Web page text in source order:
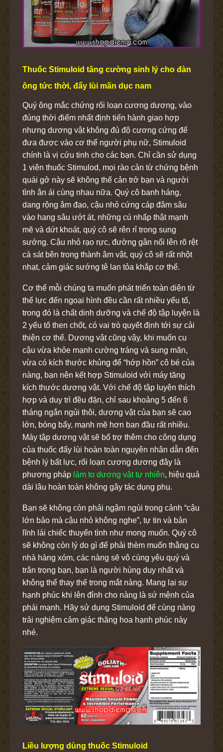
Thuốc Stimuloid tăng cường sinh lý cho đàn
ông tức thời, đẩy lùi mãn dục nam
Quý ông mắc chứng rối loạn cương dương, vào
đúng thời điểm nhất định tiến hành giao hợp
nhưng dương vật không đủ độ cương cứng để
đưa được vào cơ thể người phụ nữ, Stimuloid
chính là vị cứu tinh cho các bạn. Chỉ cần sử dụng
1 viên thuốc Stimulod, mọi rào cản từ chứng bệnh
quái gở này sẽ không thể cản trở bạn và người
tình ân ái cùng nhau nữa. Quý cô banh háng,
dang rộng âm đạo, cậu nhỏ cứng cáp đâm sâu
vào hang sâu ướt át, những cú nhấp thật mạnh
mẽ và dứt khoát, quý cô sẽ rên rỉ trong sung
sướng. Cậu nhỏ rạo rực, đường gân nổi lên rõ rệt
cà sát bên trong thành âm vật, quý cô sẽ rất nhột
nhạt, cảm giác sướng tê lan tỏa khắp cơ thể.
Cơ thể mỗi chúng ta muốn phát triển toàn diện từ
thể lực đến ngoại hình đều cần rất nhiều yếu tố,
trong đó là chất dinh dưỡng và chế độ tập luyện là
2 yếu tố then chốt, có vai trò quyết định tới sự cải
thiện cơ thể. Dương vật cũng vậy, khi muốn cu
cậu vừa khỏe mạnh cường tráng và sung mãn,
vừa có kích thước khủng để “hớp hồn” cô bé của
nàng, bạn nên kết hợp Stimuloid với máy tăng
kích thước dương vật. Với chế độ tập luyện thích
hợp và duy trì đều đặn, chỉ sau khoảng 5 đến 6
tháng ngắn ngủi thôi, dương vật của bạn sẽ cao
lớn, bóng bẩy, mạnh mẽ hơn ban đầu rất nhiều.
Máy tập dương vật sẽ bổ trợ thêm cho công dụng
của thuốc đẩy lùi hoàn toàn nguyên nhân dẫn đến
bệnh lý bất lực, rối loạn cương dương đây là
phương pháp làm to dương vật tự nhiên, hiệu quả
dài lâu hoàn toàn không gây tác dụng phụ.
Bạn sẽ không còn phải ngậm ngùi trong cảnh “cậu
lớn bảo mà cậu nhỏ không nghe”, tự tin và bản
lĩnh lái chiếc thuyển tình như mong muốn. Quý cô
sẽ không còn lý do gì để phải thèm muốn thằng cu
nhà hàng xóm, các nàng sẽ vô cùng yêu quý và
trân trọng bạn, bạn là người hùng duy nhất và
không thể thay thế trong mắt nàng. Mang lại sự
hạnh phúc khi lên đỉnh cho nàng là sứ mệnh của
phái mạnh. Hãy sử dụng Stimuloid để cùng nàng
trải nghiệm cảm giác thăng hoa hạnh phúc này
nhé.
Liều lượng dùng thuốc Stimuloid